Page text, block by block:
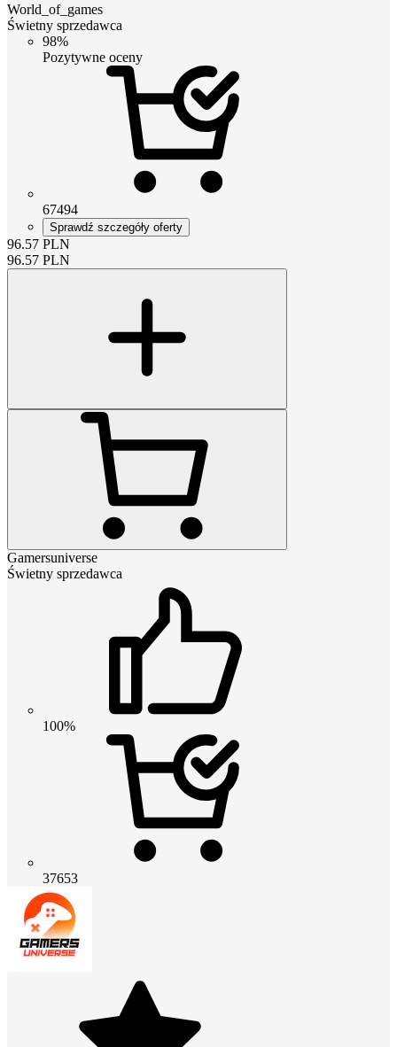
World_of_games
Świetny sprzedawca
98%
Pozytywne oceny
67494
Sprawdź szczegóły oferty
96.57 PLN
96.57 PLN
Gamersuniverse
Świetny sprzedawca
100%
37653